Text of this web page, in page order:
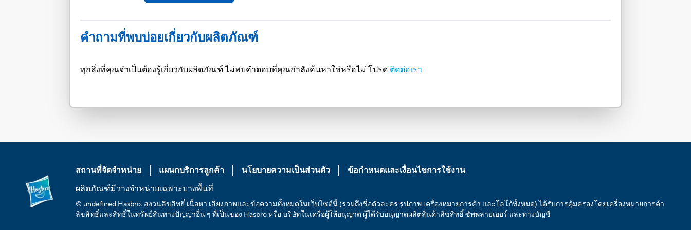
คำถามที่พบบ่อยเกี่ยวกับผลิตภัณฑ์
ทุกสิ่งที่คุณจำเป็นต้องรู้เกี่ยวกับผลิตภัณฑ์ ไม่พบคำตอบที่คุณกำลังค้นหาใช่หรือไม่ โปรด ติดต่อเรา
สถานที่จัดจำหน่าย แผนกบริการลูกค้า นโยบายความเป็นส่วนตัว
ข้อกำหนดและเงื่อนไขการใช้งาน
ผลิตภัณฑ์มีวางจำหน่ายเฉพาะบางพื้นที่
© undefined Hasbro. สงวนลิขสิทธิ์ เนื้อหา เสียงภาพและข้อความทั้งหมดในเว็บไซต์นี้ (รวมถึงชื่อตัวละคร รูปภาพ เครื่องหมายการค้า และโลโก้ทั้งหมด) ได้รับการคุ้มครองโดยเครื่องหมายการค้า
ลิขสิทธิ์และสิทธิ์ในทรัพย์สินทางปัญญาอื่น ๆ ที่เป็นของ Hasbro หรือ บริษัทในเครือผู้ให้อนุญาต ผู้ได้รับอนุญาตผลิตสินค้าลิขสิทธิ์ ซัพพลายเออร์ และทางบัญชี